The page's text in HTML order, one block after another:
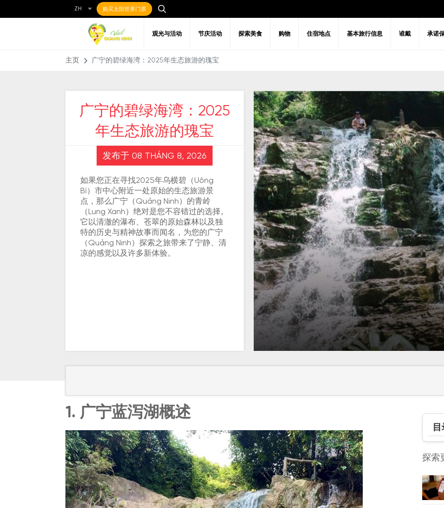
ZH 购买太阳世界门票
观光与活动 节庆活动 探索美食 购物 住宿地点 基本旅行信息 谁戴 承诺
最喜欢的目的地 艺术 建筑学 文化 娱乐与放
当地美食 餐饮场所 夜生活活动
关于广宁 前往广宁 常见问题解答 Visa policy
主页 广宁的碧绿海湾：2025年生态旅游的瑰宝
广宁的碧绿海湾：2025
年生态旅游的瑰宝
发布于 08 THÁNG 8, 2026
如果您正在寻找2025年乌横碧（Uông
Bí）市中心附近一处原始的生态旅游景
点，那么广宁（Quảng Ninh）的青岭
（Lung Xanh）绝对是您不容错过的选择。
它以清澈的瀑布、苍翠的原始森林以及独
特的历史与精神故事而闻名，为您的广宁
（Quảng Ninh）探索之旅带来了宁静、清
凉的感觉以及许多新体验。
1. 广宁蓝泻湖概述
探索